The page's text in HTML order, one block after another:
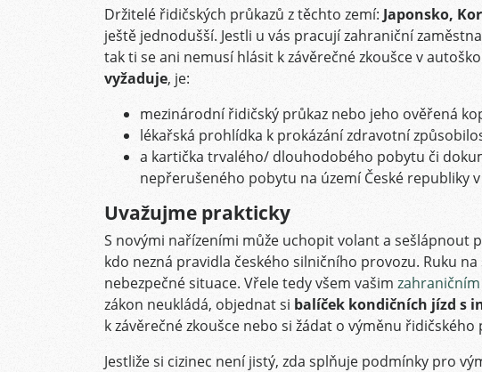
Držitelé řidičských průkazů z těchto zemí: Japonsko,
ještě jednodušší. Jestli u vás pracují zahraniční
tak ti se ani nemusí hlásit k závěrečné zkoušce v
vyžaduje, je:
mezinárodní řidičský průkaz nebo jeho ověřená
lékařská prohlídka k prokázání zdravotní
a kartička trvalého/ dlouhodobého pobytu či
nepřerušeného pobytu na území České republiky
Uvažujme prakticky
S novými nařízeními může uchopit volant a sešlápnout
kdo nezná pravidla českého silničního provozu. Ruku
nebezpečné situace. Vřele tedy všem vašim
zákon neukládá, objednat si balíček kondičních jízd s
k závěrečné zkoušce nebo si žádat o výměnu řidičského
Jestliže si cizinec není jistý, zda splňuje podmínky pro